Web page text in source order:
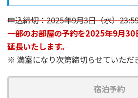
申込締切：2025年9月3日（水）
一部のお部屋の予約を2025年9月
延長いたします。
満室になり次第締切らせていただ
宿泊予約